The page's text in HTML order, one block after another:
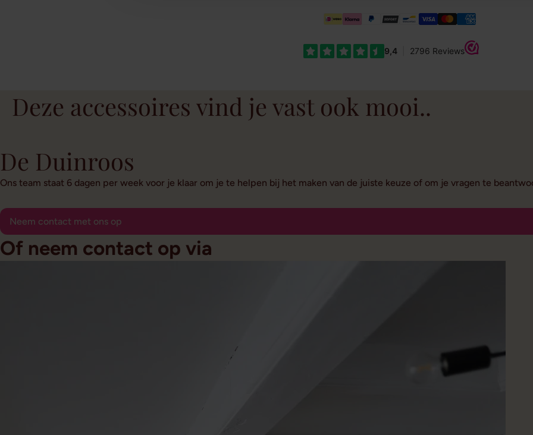
Deze accessoires vind je vast ook mooi..
De Duinroos
Ons team staat 6 dagen per week voor je klaar om je te helpen bij het maken van de juiste keuze of om je vragen te
Neem contact met ons op
Of neem contact op via